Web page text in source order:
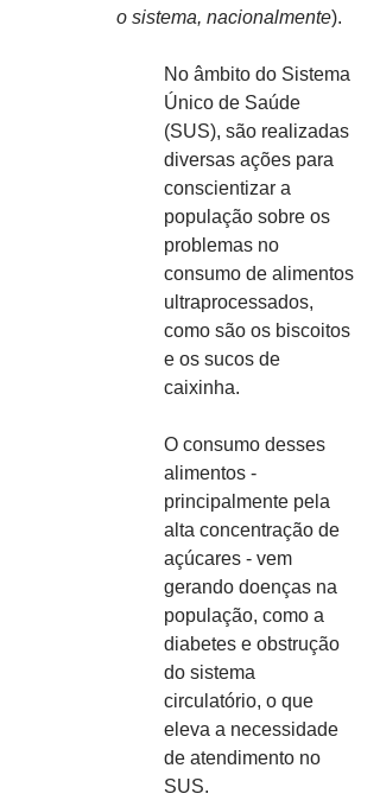
o sistema, nacionalmente).
No âmbito do Sistema
Único de Saúde
(SUS), são realizadas
diversas ações para
conscientizar a
população sobre os
problemas no
consumo de alimentos
ultraprocessados,
como são os biscoitos
e os sucos de
caixinha.
O consumo desses
alimentos -
principalmente pela
alta concentração de
açúcares - vem
gerando doenças na
população, como a
diabetes e obstrução
do sistema
circulatório, o que
eleva a necessidade
de atendimento no
SUS.